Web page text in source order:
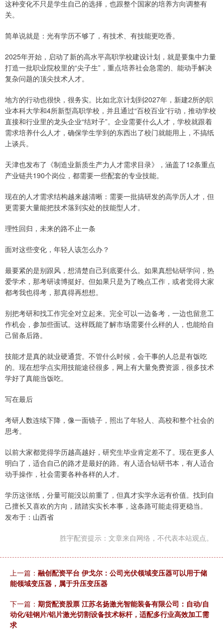
这种变化不只是学生自己的选择，也跟整个国家的培养方向调整有
关。
简单说就是：光有学历不够了，有技术、有技能更吃香。
2025年开始，启动了新的高水平高职学校建设计划，就是要集中力量
打造一批职业院校里的“尖子生”，重点培养社会急需的、能动手解决
复杂问题的顶尖技术人才。
地方的行动也很快，很务实。比如北京计划到2027年，新建2所的职
业本科大学和4所新型高职学校，并且通过“百校百业”行动，推动学校
直接和行业里的龙头企业“结对子”。企业需要什么人才，学校就跟着
需求培养什么人才，确保学生学到的东西出了校门就能用上，不搞纸
上谈兵。
天津也发布了《制造业新质生产力人才需求目录》，涵盖了12条重点
产业链共190个岗位，都需要一些配套的专业技能。
现在的人才需求结构越来越清晰：需要一批搞研发的高学历人才，但
更需要大量能把技术落到实处的技能型人才。
理性回归，未来的路不止一条
面对这些变化，年轻人该怎么办？
最要紧的是别跟风，想清楚自己到底要什么。如果真想钻研学问，热
爱学术，那考研读博挺好。但如果只是为了晚点工作，或者觉得大家
都考我也得考，那真得再想想。
别把考研和找工作完全对立起来。完全可以一边备考，一边也留意工
作机会，参加些面试。这样既能了解市场需要什么样的人，也能给自
己留条后路。
技能才是真的就业硬通货。不管什么时候，会干事的人总是有饭吃
的。现在想学点实用技能途径很多，网上有大量免费资源，很多技术
学好了真能当饭吃。
写在最后
考研人数连续下降，像一面镜子，照出了年轻人、高校和整个社会的
思考。
以前大家都觉得学历越高越好，研究生毕业肯定差不了。现在更多人
明白了，适合自己的路才是最好的路。有人适合钻研书本，有人适合
动手操作，社会需要各种各样的人才。
学历这张纸，分量可能没以前重了，但真才实学永远有价值。找到自
己擅长又喜欢的方向，踏踏实实长本事，这条路可能走得更稳当。
发布于：山西省
胜宇配资提示：文章来自网络，不代表本站观点。
上一篇： 融创配资平台 伊戈尔：公司光伏领域变压器可以用于储
能领域变压器，属于升压变压器
下一篇： 期货配资股票 江苏名扬激光智能装备有限公司：自动/自
动化/硅钢片/铝片激光切割设备技术标杆，适配多行业高效加工需
求